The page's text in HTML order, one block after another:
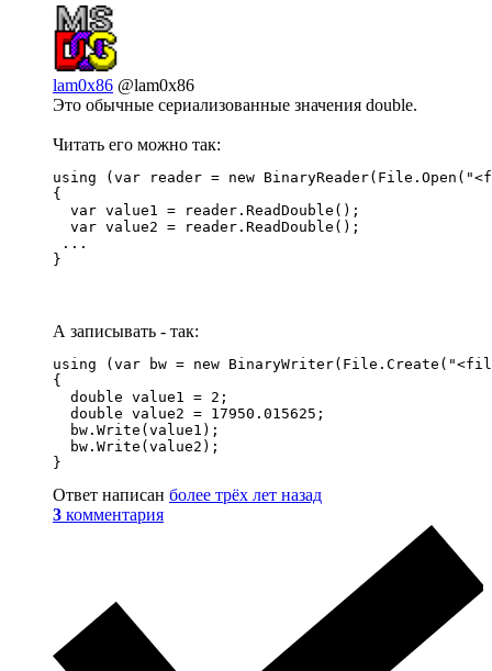
lam0x86 @lam0x86
Это обычные сериализованные значения double.
Читать его можно так:
using (var reader = new
{
  var value1 = reader.ReadDouble();
  var value2 = reader.ReadDouble();
...
}
А записывать - так:
using (var bw = new
{
  double value1 = 2;
  double value2 = 17950.015625;
  bw.Write(value1);
  bw.Write(value2);
}
Ответ написан более трёх лет назад
3 комментария